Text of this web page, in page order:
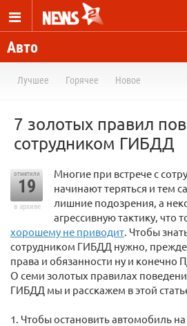
Авто
Лучшее Горячее Новое
7 золотых правил
сотрудником ГИБДД
отметили
19
в архиве
Многие при встрече с
начинают теряться и тем
лишние подозрения, а
агрессивную тактику, что
хорошему не приводит. Чтобы
сотрудником ГИБДД нужно, прежде
права и обязанности ну и конечно
О семи золотых правилах
ГИБДД мы и расскажем в этой
1. Чтобы остановить автомобиль на